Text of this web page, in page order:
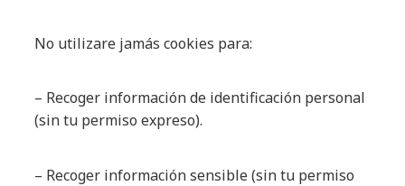
No utilizare jamás cookies para:
– Recoger información de identificación personal
(sin tu permiso expreso).
– Recoger información sensible (sin tu permiso